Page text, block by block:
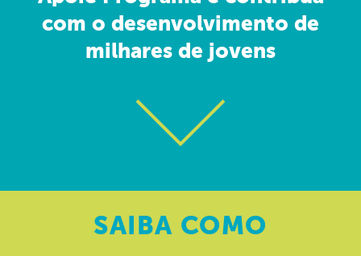
com o desenvolvimento de
milhares de jovens
SAIBA COMO